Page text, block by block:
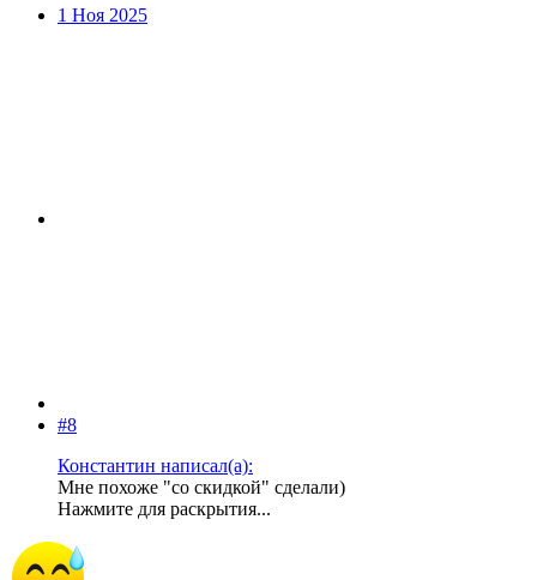
1 Ноя 2025
#8
Константин написал(а):
Мне похоже "со скидкой" сделали)
Нажмите для раскрытия...